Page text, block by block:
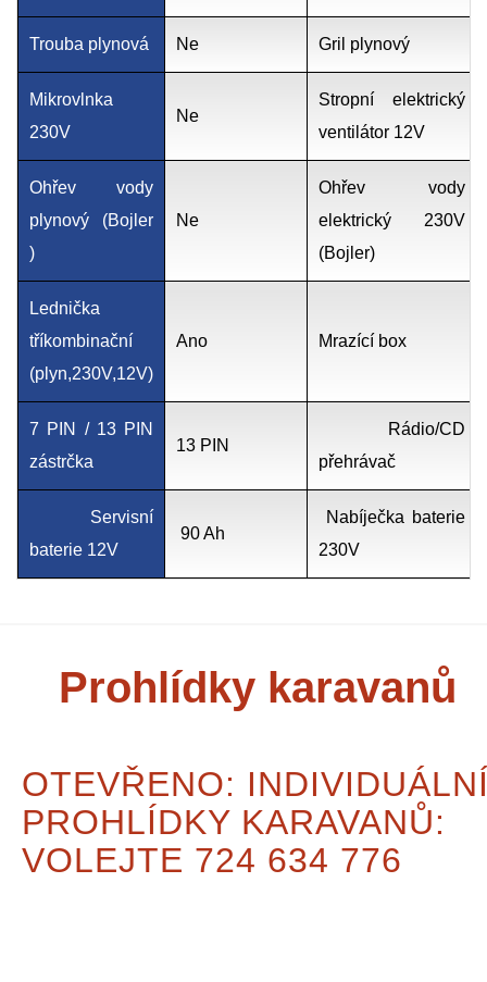
Trouba plynová Ne Gril plynový
Mikrovlnka
230V
Ne
Stropní elektrický
ventilátor 12V
Ohřev vody
plynový (Bojler
)
Ne
Ohřev vody
elektrický 230V
(Bojler)
Lednička
tříkombinační
(plyn,230V,12V)
Ano Mrazící box
7 PIN / 13 PIN
zástrčka
13 PIN
Rádio/CD
přehrávač
Servisní
baterie 12V
90 Ah
Nabíječka baterie
230V
Prohlídky karavanů
OTEVŘENO:
PROHLÍDKY KARAVANŮ:
VOLEJTE 724 634 776